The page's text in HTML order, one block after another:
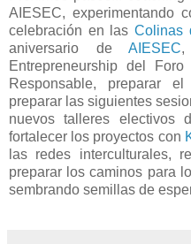
AIESEC, experimentando
celebración en lasColinas
aniversario de AIESEC,
Entrepreneurship del
Responsable, preparar
preparar las siguientes
nuevos talleres electivos
fortalecer los proyectos con
las redes interculturales,
preparar los caminos para
sembrando semillas de